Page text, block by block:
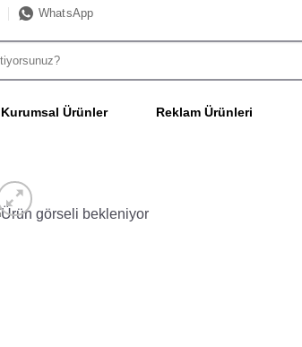
WhatsApp
Kurumsal Ürünler Reklam Ürünleri